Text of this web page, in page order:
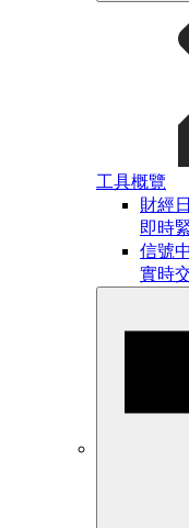
工具概覽
財經
即時
信號
實時